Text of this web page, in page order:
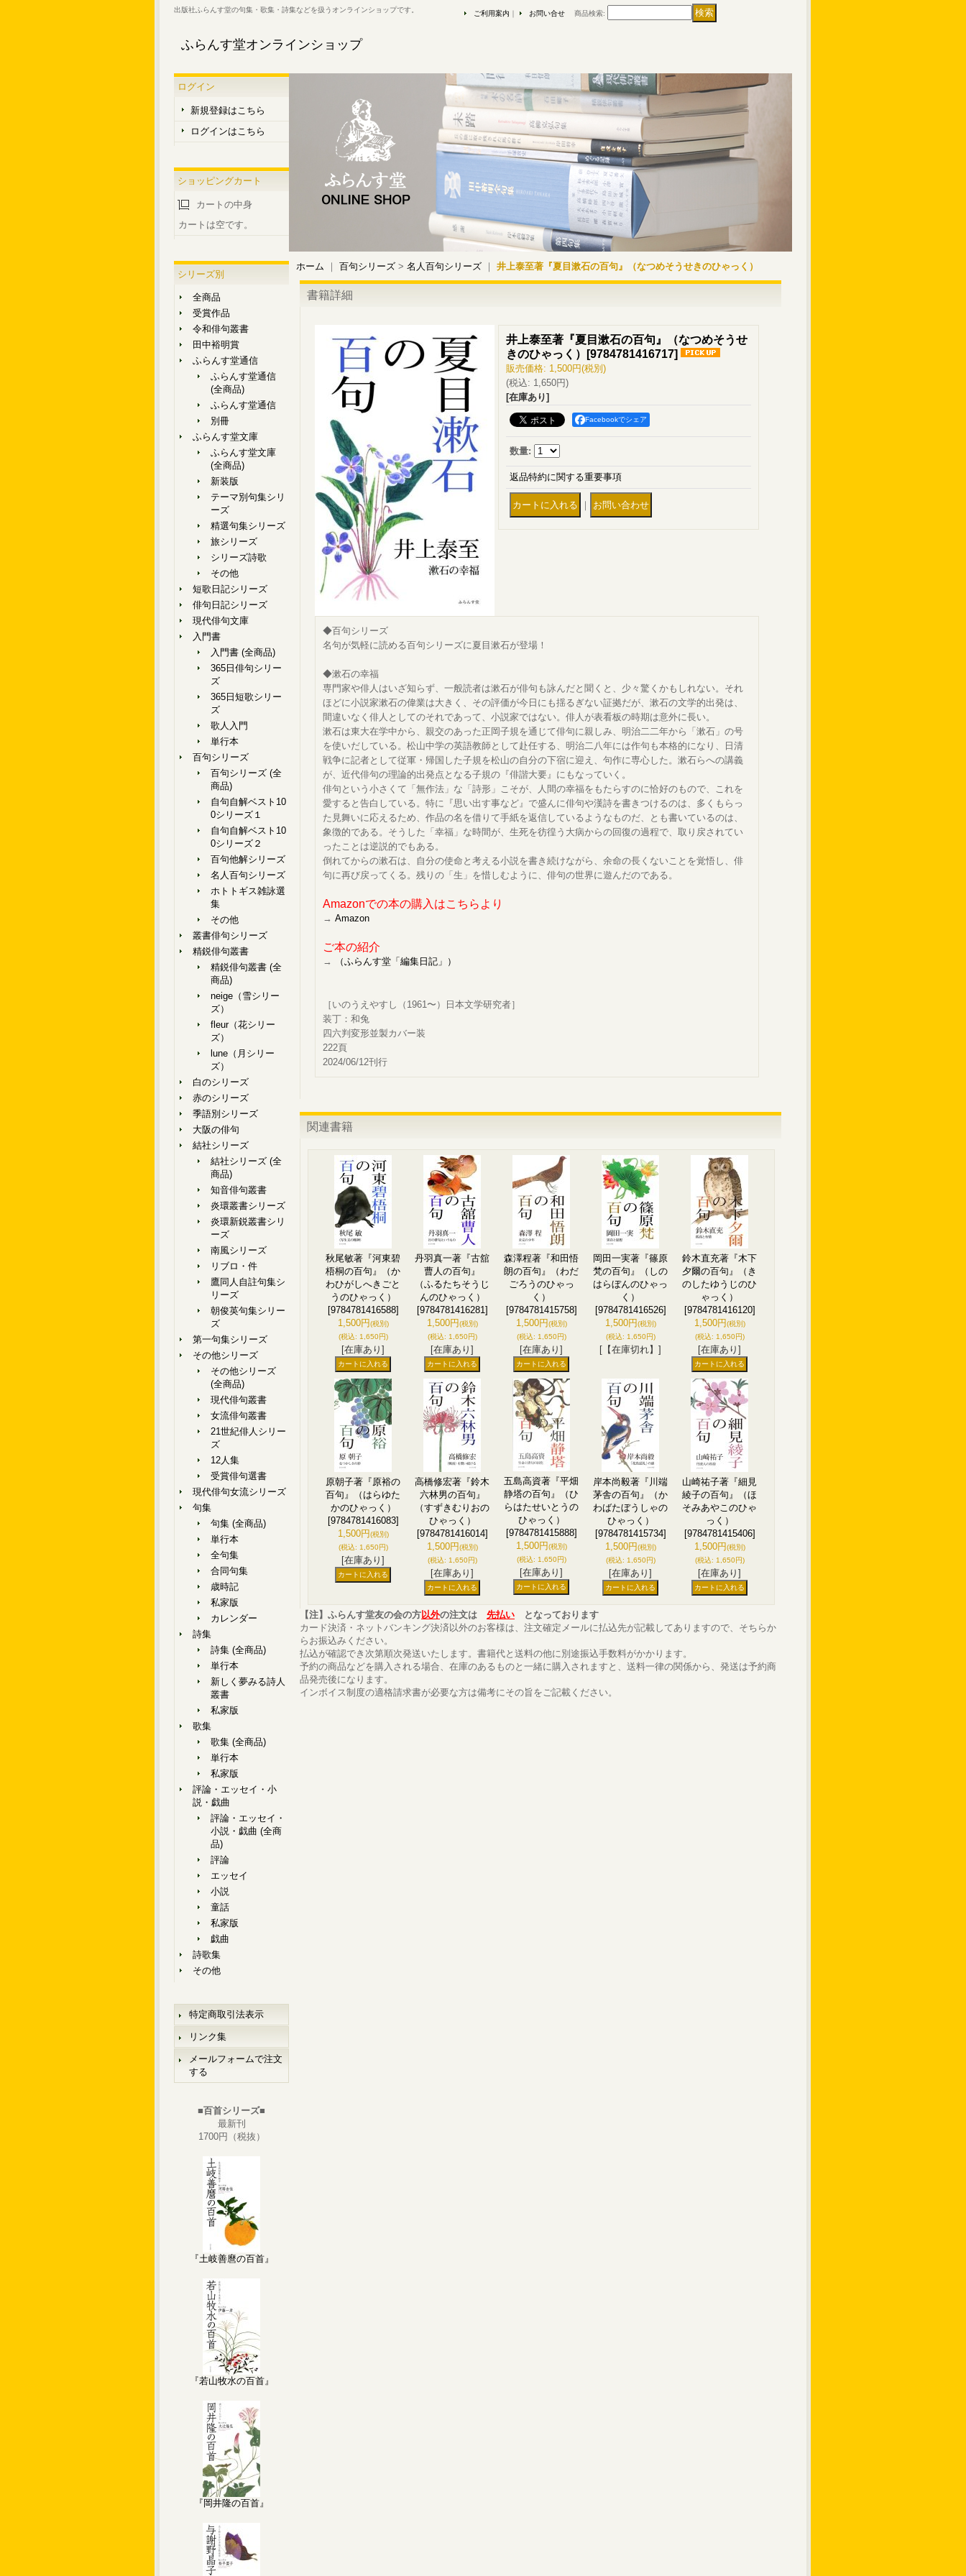
出版社ふらんす堂の句集・歌集・詩集などを扱うオンラインショップです。
ふらんす堂オンラインショップ
ご利用案内 お問い合せ 商品検索:
ログイン
新規登録はこちら
ログインはこちら
ショッピングカート
カートの中身
カートは空です。
シリーズ別
全商品
受賞作品
令和俳句叢書
田中裕明賞
ふらんす堂通信
ふらんす堂通信
(全商品)
ふらんす堂通信
別冊
ふらんす堂文庫
ふらんす堂文庫
(全商品)
新装版
テーマ別句集シリ
ーズ
精選句集シリーズ
旅シリーズ
シリーズ詩歌
その他
短歌日記シリーズ
俳句日記シリーズ
現代俳句文庫
入門書
入門書 (全商品)
365日俳句シリー
ズ
365日短歌シリー
ズ
歌人入門
単行本
百句シリーズ
百句シリーズ (全
商品)
自句自解ベスト10
0シリーズ１
自句自解ベスト10
0シリーズ２
百句他解シリーズ
名人百句シリーズ
ホトトギス雑詠選
集
その他
叢書俳句シリーズ
精鋭俳句叢書
精鋭俳句叢書 (全
商品)
neige（雪シリー
ズ）
fleur（花シリー
ズ）
lune（月シリー
ズ）
白のシリーズ
赤のシリーズ
季語別シリーズ
大阪の俳句
結社シリーズ
結社シリーズ (全
商品)
知音俳句叢書
炎環叢書シリーズ
炎環新鋭叢書シリ
ーズ
南風シリーズ
リブロ・件
鷹同人自註句集シ
リーズ
朝俊英句集シリー
ズ
第一句集シリーズ
その他シリーズ
その他シリーズ
(全商品)
現代俳句叢書
女流俳句叢書
21世紀俳人シリー
ズ
12人集
受賞俳句選書
現代俳句女流シリーズ
句集
句集 (全商品)
単行本
全句集
合同句集
歳時記
私家版
カレンダー
詩集
詩集 (全商品)
単行本
新しく夢みる詩人
叢書
私家版
歌集
歌集 (全商品)
単行本
私家版
評論・エッセイ・小
説・戯曲
評論・エッセイ・
小説・戯曲 (全商
品)
評論
エッセイ
小説
童話
私家版
戯曲
詩歌集
その他
特定商取引法表示
リンク集
メールフォームで注文
する
■百首シリーズ■
最新刊
1700円（税抜）
『土岐善麿の百首』
『若山牧水の百首』
『岡井隆の百首』
ホーム ｜ 百句シリーズ > 名人百句シリーズ ｜ 井上泰至著『夏目漱石の百句』（なつめそうせきのひゃっく）
書籍詳細
井上泰至著『夏目漱石の百句』（なつめそうせ
きのひゃっく）
[9784781416717]
販売価格: 1,500円(税別)
(税込: 1,650円)
[在庫あり]
Facebookでシェア
数量:
返品特約に関する重要事項
｜
◆百句シリーズ
名句が気軽に読める百句シリーズに夏目漱石が登場！
◆漱石の幸福
専門家や俳人はいざ知らず、一般読者は漱石が俳句も詠んだと聞くと、少々驚くかもしれない。それ
ほどに小説家漱石の偉業は大きく、その評価が今日にも揺るぎない証拠だが、漱石の文学的出発は、
間違いなく俳人としてのそれであって、小説家ではない。俳人が表看板の時期は意外に長い。
漱石は東大在学中から、親交のあった正岡子規を通じて俳句に親しみ、明治二二年から「漱石」の号
を使いだしている。松山中学の英語教師として赴任する、明治二八年には作句も本格的になり、日清
戦争に記者として従軍・帰国した子規を松山の自分の下宿に迎え、句作に専心した。漱石らへの講義
が、近代俳句の理論的出発点となる子規の『俳諧大要』にもなっていく。
俳句という小さくて「無作法」な「詩形」こそが、人間の幸福をもたらすのに恰好のもので、これを
愛すると告白している。特に『思い出す事など』で盛んに俳句や漢詩を書きつけるのは、多くもらっ
た見舞いに応えるため、作品の名を借りて手紙を返信しているようなものだ、とも書いているのは、
象徴的である。そうした「幸福」な時間が、生死を彷徨う大病からの回復の過程で、取り戻されてい
ったことは逆説的でもある。
倒れてからの漱石は、自分の使命と考える小説を書き続けながら、余命の長くないことを覚悟し、俳
句に再び戻ってくる。残りの「生」を惜しむように、俳句の世界に遊んだのである。
Amazonでの本の購入はこちらより
→ Amazon
ご本の紹介
→ （ふらんす堂「編集日記」）
［いのうえやすし（1961〜）日本文学研究者］
装丁：和兔
四六判変形並製カバー装
222頁
2024/06/12刊行
関連書籍
秋尾敏著『河東碧
梧桐の百句』（か
わひがしへきごと
うのひゃっく）
[9784781416588]
1,500円(税別)
(税込: 1,650円)
[在庫あり]
丹羽真一著『古舘
曹人の百句』
（ふるたちそうじ
んのひゃっく）
[9784781416281]
1,500円(税別)
(税込: 1,650円)
[在庫あり]
森澤程著『和田悟
朗の百句』（わだ
ごろうのひゃっ
く）
[9784781415758]
1,500円(税別)
(税込: 1,650円)
[在庫あり]
岡田一実著『篠原
梵の百句』（しの
はらぼんのひゃっ
く）
[9784781416526]
1,500円(税別)
(税込: 1,650円)
[【在庫切れ】]
鈴木直充著『木下
夕爾の百句』（き
のしたゆうじのひ
ゃっく）
[9784781416120]
1,500円(税別)
(税込: 1,650円)
[在庫あり]
原朝子著『原裕の
百句』（はらゆた
かのひゃっく）
[9784781416083]
1,500円(税別)
(税込: 1,650円)
[在庫あり]
高橋修宏著『鈴木
六林男の百句』
（すずきむりおの
ひゃっく）
[9784781416014]
1,500円(税別)
(税込: 1,650円)
[在庫あり]
五島高資著『平畑
静塔の百句』（ひ
らはたせいとうの
ひゃっく）
[9784781415888]
1,500円(税別)
(税込: 1,650円)
[在庫あり]
岸本尚毅著『川端
茅舎の百句』（か
わばたぼうしゃの
ひゃっく）
[9784781415734]
1,500円(税別)
(税込: 1,650円)
[在庫あり]
山崎祐子著『細見
綾子の百句』（ほ
そみあやこのひゃ
っく）
[9784781415406]
1,500円(税別)
(税込: 1,650円)
[在庫あり]
【注】ふらんす堂友の会の方以外の注文は 先払い となっております
カード決済・ネットバンキング決済以外のお客様は、注文確定メールに払込先が記載してありますので、そちらか
らお振込みください。
払込が確認でき次第順次発送いたします。書籍代と送料の他に別途振込手数料がかかります。
予約の商品などを購入される場合、在庫のあるものと一緒に購入されますと、送料一律の関係から、発送は予約商
品発売後になります。
インボイス制度の適格請求書が必要な方は備考にその旨をご記載ください。